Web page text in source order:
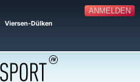
ANMELDEN
Viersen-Dülken